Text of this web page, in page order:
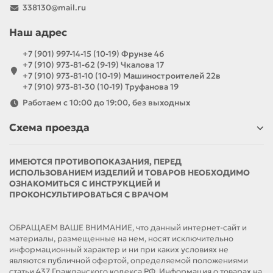
338130@mail.ru
Наш адрес
+7 (901) 997-14-15 (10-19) Фрунзе 46
+7 (910) 973-81-62 (9-19) Чкалова 17
+7 (910) 973-81-10 (10-19) Машиностроителей 22в
+7 (910) 973-81-30 (10-19) Труфанова 19
Работаем с 10:00 до 19:00, без выходных
Схема проезда
ИМЕЮТСЯ ПРОТИВОПОКАЗАНИЯ, ПЕРЕД
ИСПОЛЬЗОВАНИЕМ ИЗДЕЛИЙ И ТОВАРОВ НЕОБХОДИМО
ОЗНАКОМИТЬСЯ С ИНСТРУКЦИЕЙ И
ПРОКОНСУЛЬТИРОВАТЬСЯ С ВРАЧОМ
ОБРАЩАЕМ ВАШЕ ВНИМАНИЕ, что данный интернет-сайт и
материалы, размещенные на нем, носят исключительно
информационный характер и ни при каких условиях не
являются публичной офертой, определяемой положениями